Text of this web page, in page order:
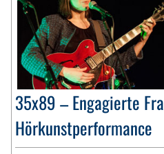
35x89 – Engagierte
Hörkunstperformance